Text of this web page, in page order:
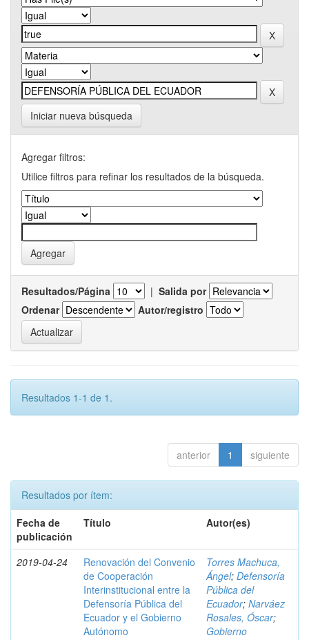
Iniciar nueva búsqueda
Agregar filtros:
Utilice filtros para refinar los resultados de la búsqueda.
Resultados/Página | Salida por
Ordenar
Autor/registro
Resultados 1-1 de 1.
anterior 1 siguiente
Resultados por ítem:
Fecha de
publicación
Título Autor(es)
2019-04-24
Renovación del Convenio
de Cooperación
Interinstitucional entre la
Defensoría Pública del
Ecuador y el Gobierno
Autónomo
Torres Machuca,
Ángel; Defensoría
Pública del
Ecuador; Narváez
Rosales, Óscar;
Gobierno